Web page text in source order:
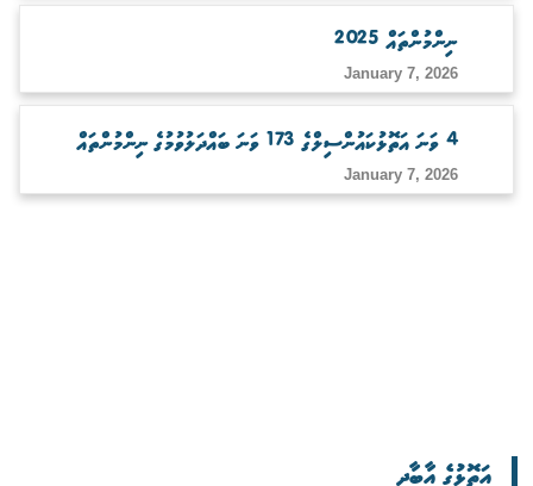
ނިންމުންތައް 2025
January 7, 2026
4 ވަނަ އަތޮޅުކައުންސިލްގެ 173 ވަނަ ބައްދަލުވުމުގެ ނިންމުންތައް
January 7, 2026